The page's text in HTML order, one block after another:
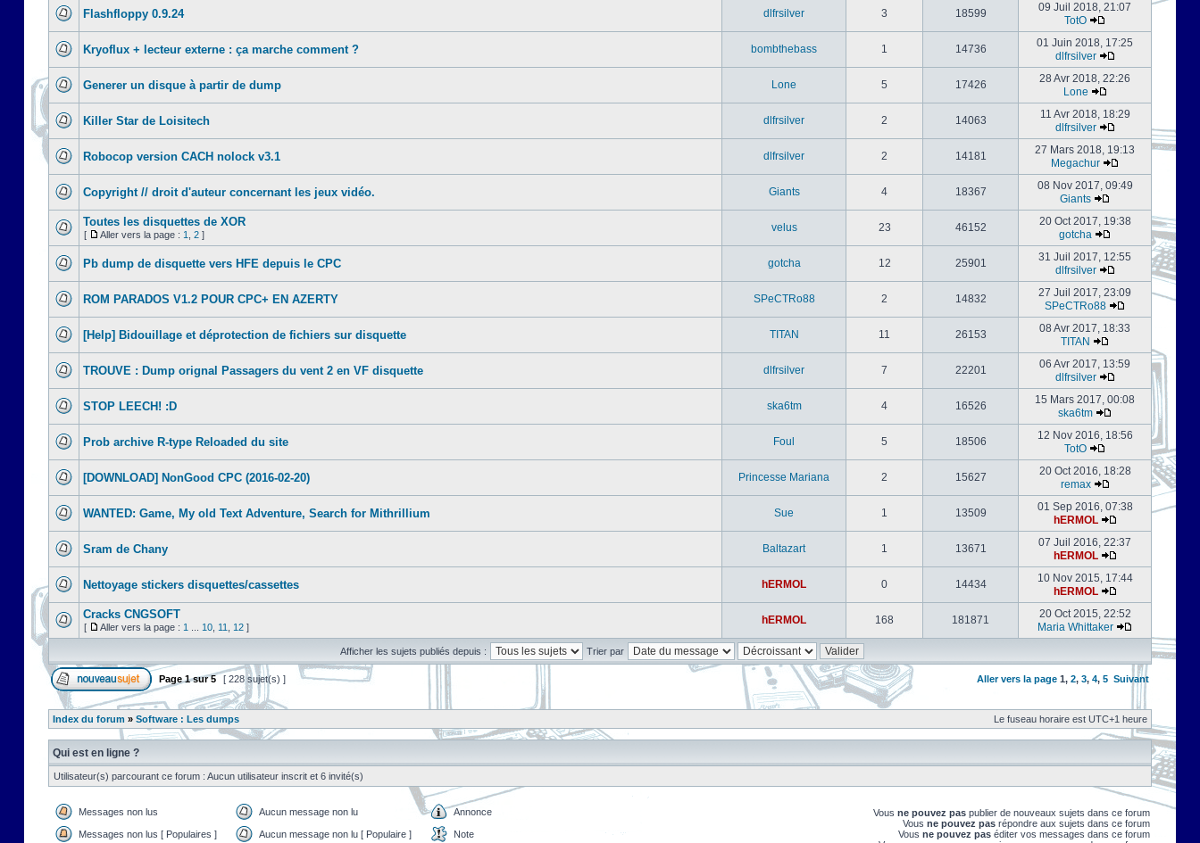
Flashfloppy 0.9.24 dlfrsilver 3 18599
09 Juil 2018, 21:07
TotO
Kryoflux + lecteur externe : ça marche comment ? bombthebass 1 14736
01 Juin 2018, 17:25
dlfrsilver
Generer un disque à partir de dump Lone 5 17426
28 Avr 2018, 22:26
Lone
Killer Star de Loisitech dlfrsilver 2 14063
11 Avr 2018, 18:29
dlfrsilver
Robocop version CACH nolock v3.1 dlfrsilver 2 14181
27 Mars 2018, 19:13
Megachur
Copyright // droit d'auteur concernant les jeux vidéo. Giants 4 18367
08 Nov 2017, 09:49
Giants
Toutes les disquettes de XOR
[ Aller vers la page : 1 2 ]
velus 23 46152
20 Oct 2017, 19:38
gotcha
Pb dump de disquette vers HFE depuis le CPC gotcha 12 25901
31 Juil 2017, 12:55
dlfrsilver
ROM PARADOS V1.2 POUR CPC+ EN AZERTY SPeCTRo88 2 14832
27 Juil 2017, 23:09
SPeCTRo88
[Help] Bidouillage et déprotection de fichiers sur disquette TITAN 11 26153
08 Avr 2017, 18:33
TITAN
TROUVE : Dump orignal Passagers du vent 2 en VF disquette dlfrsilver 7 22201
06 Avr 2017, 13:59
dlfrsilver
STOP LEECH! :D ska6tm 4 16526
15 Mars 2017, 00:08
ska6tm
Prob archive R-type Reloaded du site Foul 5 18506
12 Nov 2016, 18:56
TotO
[DOWNLOAD] NonGood CPC (2016-02-20) Princesse Mariana 2 15627
20 Oct 2016, 18:28
remax
WANTED: Game, My old Text Adventure, Search for Mithrillium Sue 1 13509
01 Sep 2016, 07:38
hERMOL
Sram de Chany Baltazart 1 13671
07 Juil 2016, 22:37
hERMOL
Nettoyage stickers disquettes/cassettes hERMOL 0 14434
10 Nov 2015, 17:44
hERMOL
Cracks CNGSOFT
[ Aller vers la page : 1 10 11 12 ]
hERMOL 168 181871
20 Oct 2015, 22:52
Maria Whittaker
Afficher les sujets publiés depuis : Trier par
Page1sur5 [ 228 sujet(s) ] Aller vers la page 1, 2, 3, 4, 5 Suivant
Index du forum » Software : Les dumps Le fuseau horaire est UTC+1 heure
Qui est en ligne ?
Utilisateur(s) parcourant ce forum : Aucun utilisateur inscrit et 6 invité(s)
Messages non lus Aucun message non lu Annonce
Messages non lus [ Populaires ] Aucun message non lu [ Populaire ] Note
Vous ne pouvez pas publier de nouveaux sujets dans ce forum
Vous ne pouvez pas répondre aux sujets dans ce forum
Vous ne pouvez pas éditer vos messages dans ce forum